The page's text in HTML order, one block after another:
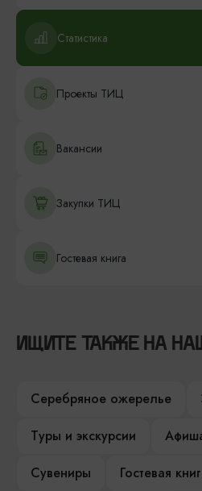
Статистика
Проекты ТИЦ
Вакансии
Закупки ТИЦ
Гостевая книга
ИЩИТЕ ТАКЖЕ НА
Серебряное ожерелье
Туры и экскурсии
Сувениры
Гостевая